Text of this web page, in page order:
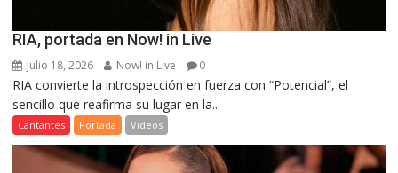
RIA, portada en Now! in Live
julio 18, 2026 Now! in Live 0
RIA convierte la introspección en fuerza con “Potencial”, el
sencillo que reafirma su lugar en la...
Cantantes Portada Videos